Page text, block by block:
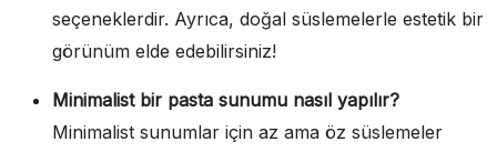
seçeneklerdir. Ayrıca, doğal süslemelerle estetik bir
görünüm elde edebilirsiniz!
Minimalist bir pasta sunumu nasıl yapılır?
Minimalist sunumlar için az ama öz süslemeler